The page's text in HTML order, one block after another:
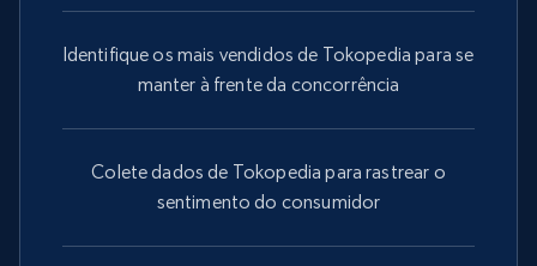
comments, Date posted, Likes, Photos, and
Zillow properties listing information
Zpid, City, State, HomeStatus, Address,
Identifique os mais vendidos de Tokopedia para se
manter à frente da concorrência
Colete dados de Tokopedia para rastrear o
sentimento do consumidor